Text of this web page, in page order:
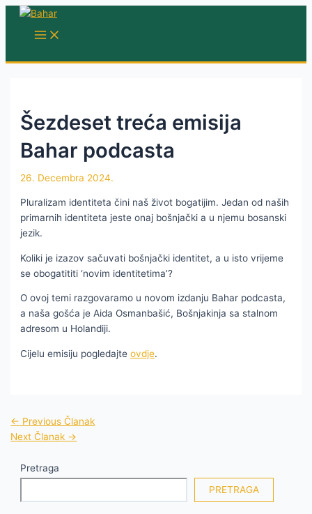
Skip
MAIN
MENU
Šezdeset treća emisija
Bahar podcasta
26. Decembra 2024.
Pluralizam identiteta čini naš život bogatijim. Jedan od naših
primarnih identiteta jeste onaj bošnjački a u njemu bosanski
jezik.
Koliki je izazov sačuvati bošnjački identitet, a u isto vrijeme
se obogatititi ‘novim identitetima’?
O ovoj temi razgovaramo u novom izdanju Bahar podcasta,
a naša gošća je Aida Osmanbašić, Bošnjakinja sa stalnom
adresom u Holandiji.
Cijelu emisiju pogledajteovdje.
← Previous Članak
Next Članak →
Pretraga
PRETRAGA